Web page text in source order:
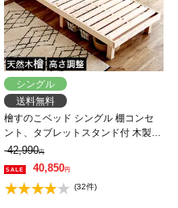
シングル
送料無料
檜すのこベッド シングル 棚コンセ
ント、タブレットスタンド付 木製ベ
ッド フレームのみ 総檜 床面高さ4段
階調節 湿気を上手ににがすのこ床板
42,990円
40,850円
(32件)